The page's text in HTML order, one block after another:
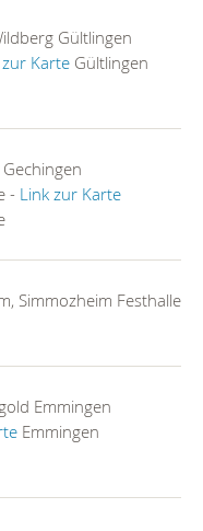
Gültlingen
Karte Gültlingen
- Link zur Karte
Simmozheim Festhalle
Emmingen
Emmingen